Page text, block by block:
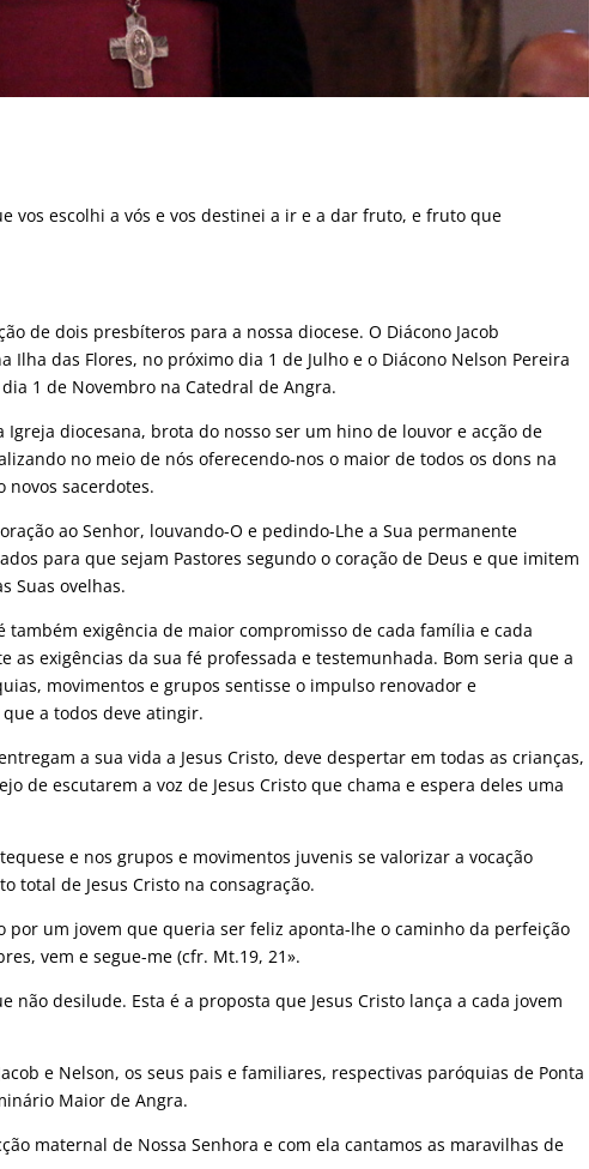
vos escolhi a vós e vos destinei a ir e a dar fruto, e fruto que
de dois presbíteros para a nossa diocese. O Diácono Jacob
Ilha das Flores, no próximo dia 1 de Julho e o Diácono Nelson Pereira
1 de Novembro na Catedral de Angra.
diocesana, brota do nosso ser um hino de louvor e acção de
no meio de nós oferecendo-nos o maior de todos os dons na
novos sacerdotes.
ao Senhor, louvando-O e pedindo-Lhe a Sua permanente
para que sejam Pastores segundo o coração de Deus e que imitem
Suas ovelhas.
também exigência de maior compromisso de cada família e cada
exigências da sua fé professada e testemunhada. Bom seria que a
movimentos e grupos sentisse o impulso renovador e
a todos deve atingir.
a sua vida a Jesus Cristo, deve despertar em todas as crianças,
de escutarem a voz de Jesus Cristo que chama e espera deles uma
e nos grupos e movimentos juvenis se valorizar a vocação
total de Jesus Cristo na consagração.
por um jovem que queria ser feliz aponta-lhe o caminho da perfeição
vem e segue-me (cfr. Mt.19, 21».
não desilude. Esta é a proposta que Jesus Cristo lança a cada jovem
e Nelson, os seus pais e familiares, respectivas paróquias de Ponta
Maior de Angra.
maternal de Nossa Senhora e com ela cantamos as maravilhas de